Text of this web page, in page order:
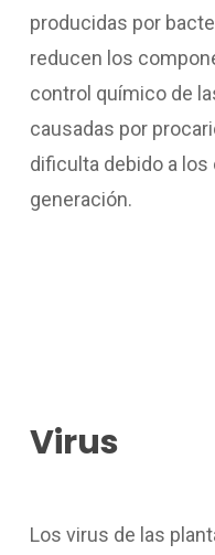
producidas por
reducen los
control químico de
causadas por
dificulta debido a
generación.
Virus
Los virus de las